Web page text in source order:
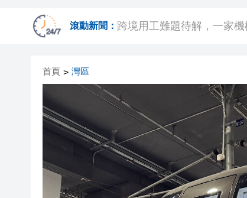
滾動新聞：
外聯內暢城
九龍樂善堂回應公務員薪酬
星巴克傳研處置日本業務
綜合節能率
跨境用工難題待解，一家
首頁 > 灣區